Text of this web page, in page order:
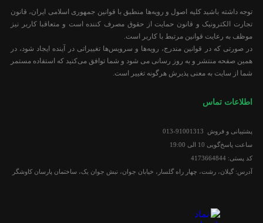
توجه داشته باشید کلیه اصول و رویه‏‌ها منطبق با قوانین جمهوری اسلامی ایران، قانون
تجارت الکترونیک و قانون حمایت از حقوق مصرف کننده است و متعاقبا کاربر نیز
موظف به رعایت قوانین مرتبط با کاربر است.
در صورتی که در قوانین مندرج، رویه‏‌ها و سرویس‏‌ها تغییراتی در آینده ایجاد شود، در
همین صفحه منتشر و به روز رسانی می شود و شما توافق می‏‌کنید که استفاده مستمر
شما از سایت به معنی پذیرش هرگونه تغییر است.
اطلاعات تماس
پشتیبانی و فروش 91001313-013
ساعت پاسخ‌گویی 10 الی 19:00
کد پستی: 4173664844
آدرس: گیلان، رشت، چهار راه گلسار، خیابان جوان، نبش جوان یک، ساختمان پارسان کاوشگر